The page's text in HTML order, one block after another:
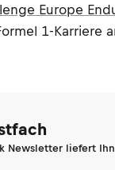
Europe
1-
Newsletter liefert